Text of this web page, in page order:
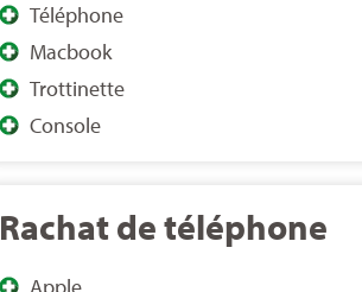
Téléphone
Macbook
Trottinette
Console
Rachat de téléphone